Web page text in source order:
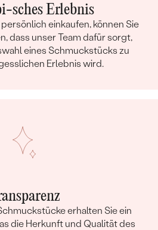
sches Erlebnis
einkaufen, können Sie
dass unser Team dafür sorgt,
eines Schmuckstücks zu
Erlebnis wird.
erhalten Sie ein
die Herkunft und Qualität des